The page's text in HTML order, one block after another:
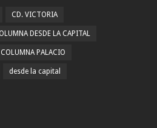
CD. VICTORIA
DESDE LA CAPITAL
COLUMNA PALACIO
desde la capital